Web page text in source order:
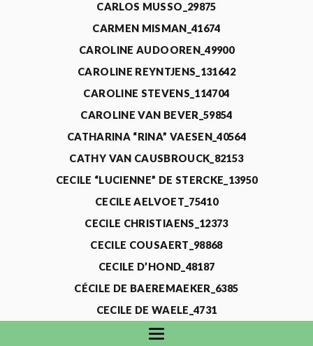
CARLOS MUSSO_29875
CARMEN MISMAN_41674
CAROLINE AUDOOREN_49900
CAROLINE REYNTJENS_131642
CAROLINE STEVENS_114704
CAROLINE VAN BEVER_59854
CATHARINA “RINA” VAESEN_40564
CATHY VAN CAUSBROUCK_82153
CECILE “LUCIENNE” DE STERCKE_13950
CECILE AELVOET_75410
CECILE CHRISTIAENS_12373
CECILE COUSAERT_98868
CECILE D’HOND_48187
CÉCILE DE BAEREMAEKER_6385
CECILE DE WAELE_4731
CECILE DEVOS_115318